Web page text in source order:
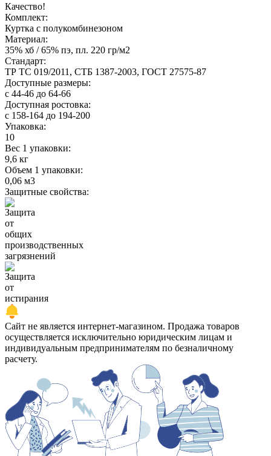
Качество!
Комплект:
Куртка с полукомбинезоном
Материал:
35% хб / 65% пэ, пл. 220 гр/м2
Стандарт:
ТР ТС 019/2011, СТБ 1387-2003, ГОСТ 27575-87
Доступные размеры:
с 44-46 до 64-66
Доступная ростовка:
с 158-164 до 194-200
Упаковка:
10
Вес 1 упаковки:
9,6 кг
Объем 1 упаковки:
0,06 м3
Защитные свойства:
Сайт не является интернет-магазином. Продажа товаров
осуществляется исключительно юридическим лицам и
индивидуальным предпринимателям по безналичному
расчету.